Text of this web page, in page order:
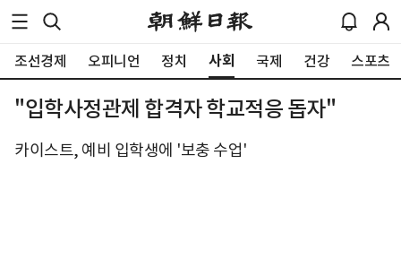
조선경제 오피니언 정치 사회 국제 건강 스포츠
"입학사정관제 합격자 학교적응 돕자"
카이스트, 예비 입학생에 '보충 수업'